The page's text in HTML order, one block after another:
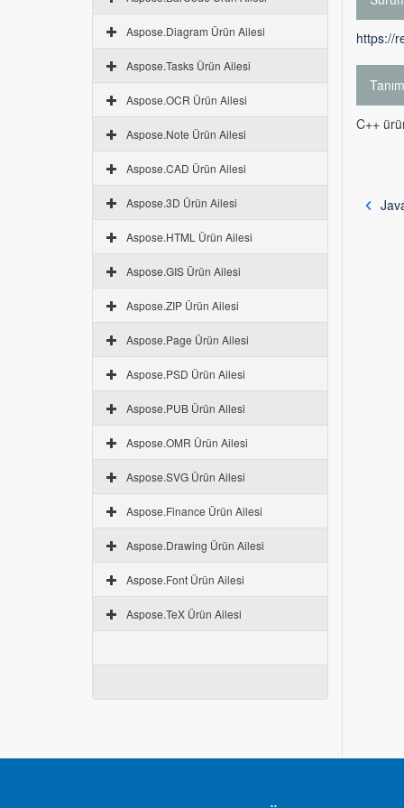
Aspose.Diagram Ürün Ailesi
Aspose.Tasks Ürün Ailesi
Aspose.OCR Ürün Ailesi
Aspose.Note Ürün Ailesi
Aspose.CAD Ürün Ailesi
Aspose.3D Ürün Ailesi
Aspose.HTML Ürün Ailesi
Aspose.GIS Ürün Ailesi
Aspose.ZIP Ürün Ailesi
Aspose.Page Ürün Ailesi
Aspose.PSD Ürün Ailesi
Aspose.PUB Ürün Ailesi
Aspose.OMR Ürün Ailesi
Aspose.SVG Ürün Ailesi
Aspose.Finance Ürün Ailesi
Aspose.Drawing Ürün Ailesi
Aspose.Font Ürün Ailesi
Aspose.TeX Ürün Ailesi
https://
Tanım
C++